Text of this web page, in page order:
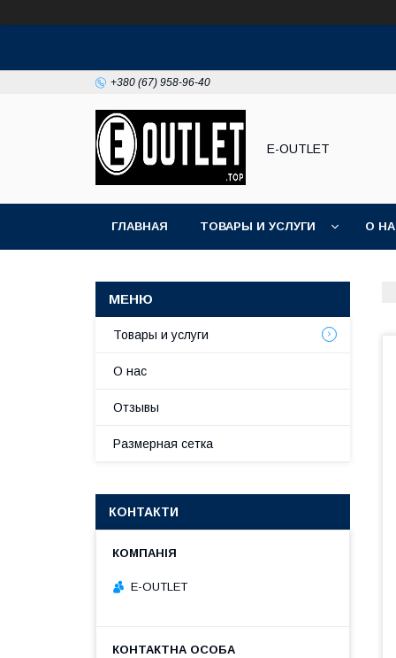
+380 (67) 958-96-40
E-OUTLET
ГЛАВНАЯ ТОВАРЫ И УСЛУГИ О
Товары и услуги
О нас
Отзывы
Размерная сетка
КОНТАКТИ
E-OUTLET